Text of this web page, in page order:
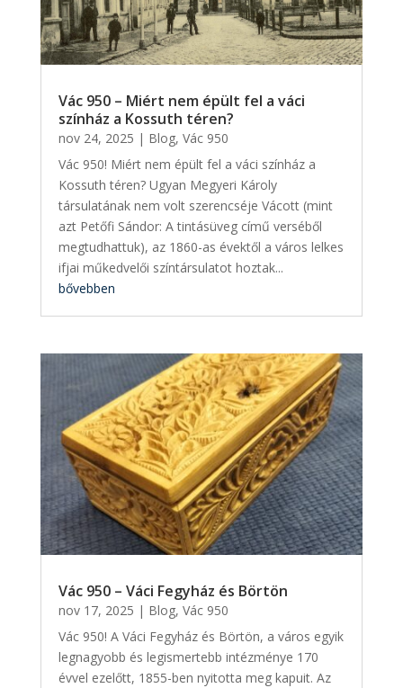
Vác 950 – Miért nem épült fel a váci
színház a Kossuth téren?
nov 24, 2025 | Blog, Vác 950
Vác 950! Miért nem épült fel a váci színház a
Kossuth téren? Ugyan Megyeri Károly
társulatának nem volt szerencséje Vácott (mint
azt Petőfi Sándor: A tintásüveg című verséből
megtudhattuk), az 1860-as évektől a város lelkes
ifjai műkedvelői színtársulatot hoztak...
bővebben
Vác 950 – Váci Fegyház és Börtön
nov 17, 2025 | Blog, Vác 950
Vác 950! A Váci Fegyház és Börtön, a város egyik
legnagyobb és legismertebb intézménye 170
évvel ezelőtt, 1855-ben nyitotta meg kapuit. Az